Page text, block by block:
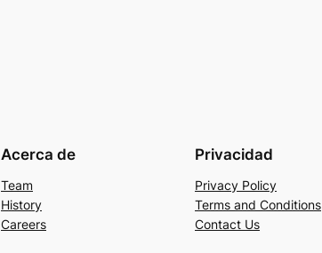
Acerca de
Team
History
Careers
Privacidad
Privacy Policy
Terms and Conditions
Contact Us